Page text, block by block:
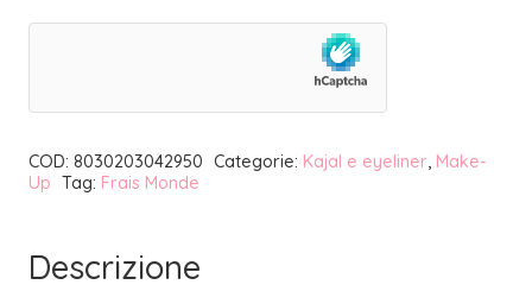
OCCHI
FRAIS
COD: 8030203042950 Categorie: Kajal e eyeliner, Make-
Up Tag: Frais Monde
Descrizione